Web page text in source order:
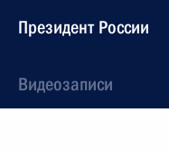
Президент России
Видеозаписи